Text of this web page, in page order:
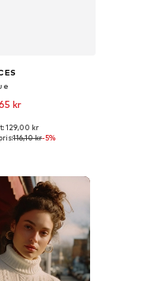
kr
55-60
129,00 kr
116,10 kr-5%